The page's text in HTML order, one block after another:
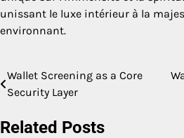
unissant le luxe intérieur à la
environnant.
Post
navigation
Wallet Screening as a Core
Security Layer
Related Posts